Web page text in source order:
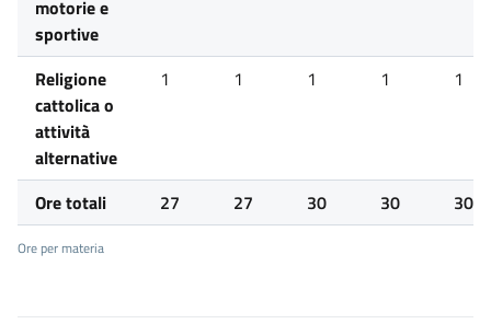
Ore per materia
motorie e
sportive
Religione
cattolica o
attività
alternative
1 1 1 1 1
Ore totali 27 27 30 30 30